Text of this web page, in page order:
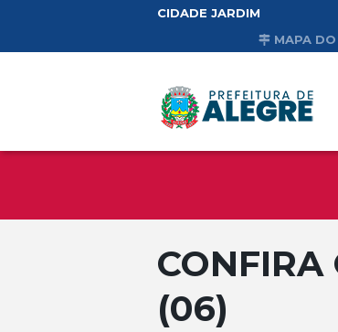
CIDADE JARDIM
MAPA DO
CONFIRA
(06)